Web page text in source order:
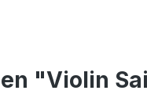
"Violin